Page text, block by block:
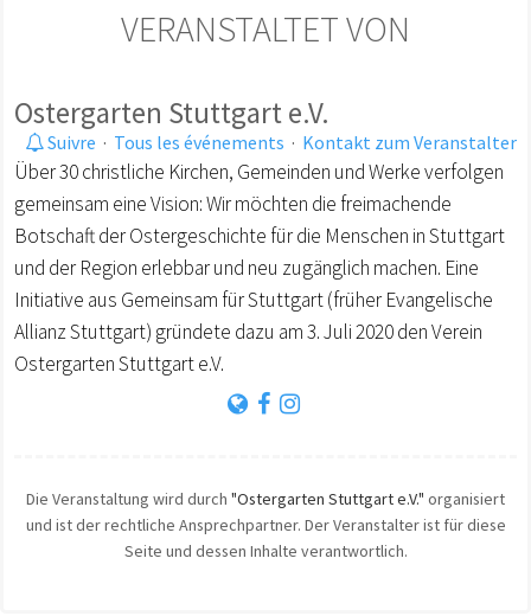
VERANSTALTET VON
Ostergarten Stuttgart e.V.
Suivre · Tous les événements · Kontakt zum Veranstalter
Über 30 christliche Kirchen, Gemeinden und Werke verfolgen
gemeinsam eine Vision: Wir möchten die freimachende
Botschaft der Ostergeschichte für die Menschen in Stuttgart
und der Region erlebbar und neu zugänglich machen. Eine
Initiative aus Gemeinsam für Stuttgart (früher Evangelische
Allianz Stuttgart) gründete dazu am 3. Juli 2020 den Verein
Ostergarten Stuttgart e.V.
Die Veranstaltung wird durch "Ostergarten Stuttgart e.V." organisiert
und ist der rechtliche Ansprechpartner. Der Veranstalter ist für diese
Seite und dessen Inhalte verantwortlich.